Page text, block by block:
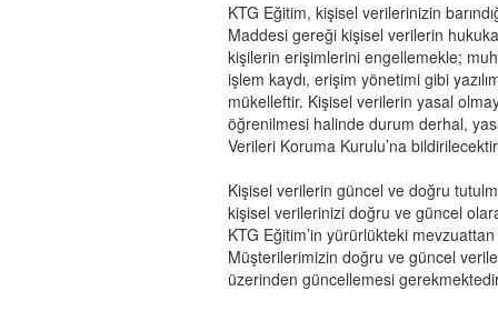
KTG Eğitim, kişisel verilerinizin
Maddesi gereği kişisel verilerin
kişilerin erişimlerini engellemekle;
işlem kaydı, erişim yönetimi gibi
mükelleftir. Kişisel verilerin yasal
öğrenilmesi halinde durum derhal,
Verileri Koruma Kurulu’na
Kişisel verilerin güncel ve doğru
kişisel verilerinizi doğru ve güncel
KTG Eğitim’in yürürlükteki
Müşterilerimizin doğru ve güncel
üzerinden güncellemesi